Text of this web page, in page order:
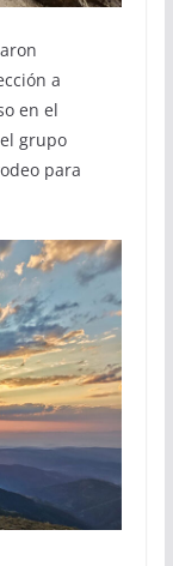
a
en el
grupo
para